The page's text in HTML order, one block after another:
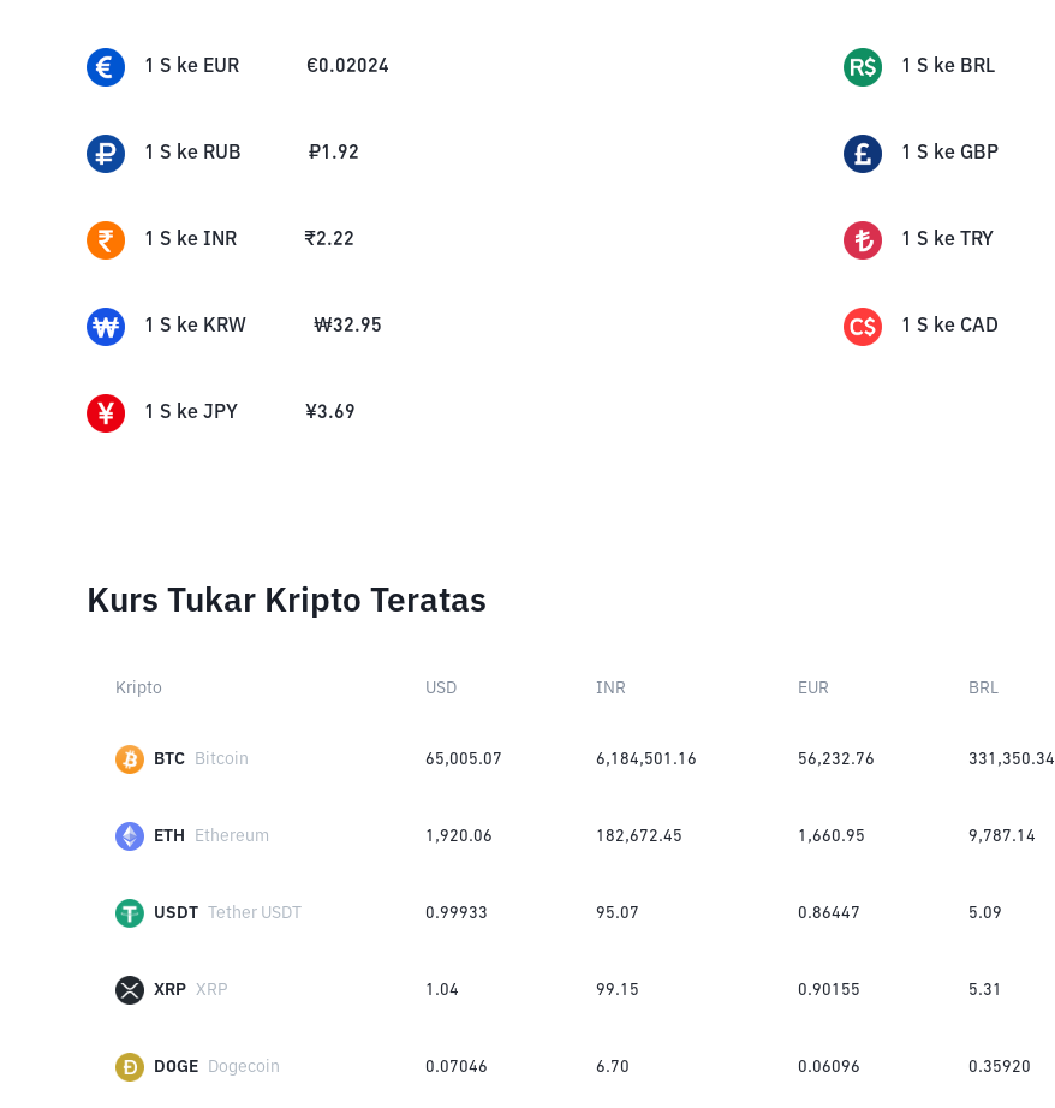
1 S ke EUR €0.02024 1 S ke BRL
1 S ke RUB ₽1.92 1 S ke GBP
1 S ke INR ₹2.22 1 S ke TRY
1 S ke KRW ₩32.95 1 S ke CAD
1 S ke JPY ¥3.69
Kurs Tukar Kripto Teratas
Kripto USD INR EUR BRL
BTC Bitcoin 65,005.07 6,184,501.16 56,232.76 331,350.34
ETH Ethereum 1,920.06 182,672.45 1,660.95 9,787.14
USDT Tether USDT 0.99933 95.07 0.86447 5.09
XRP XRP 1.04 99.15 0.90155 5.31
DOGE Dogecoin 0.07046 6.70 0.06096 0.35920